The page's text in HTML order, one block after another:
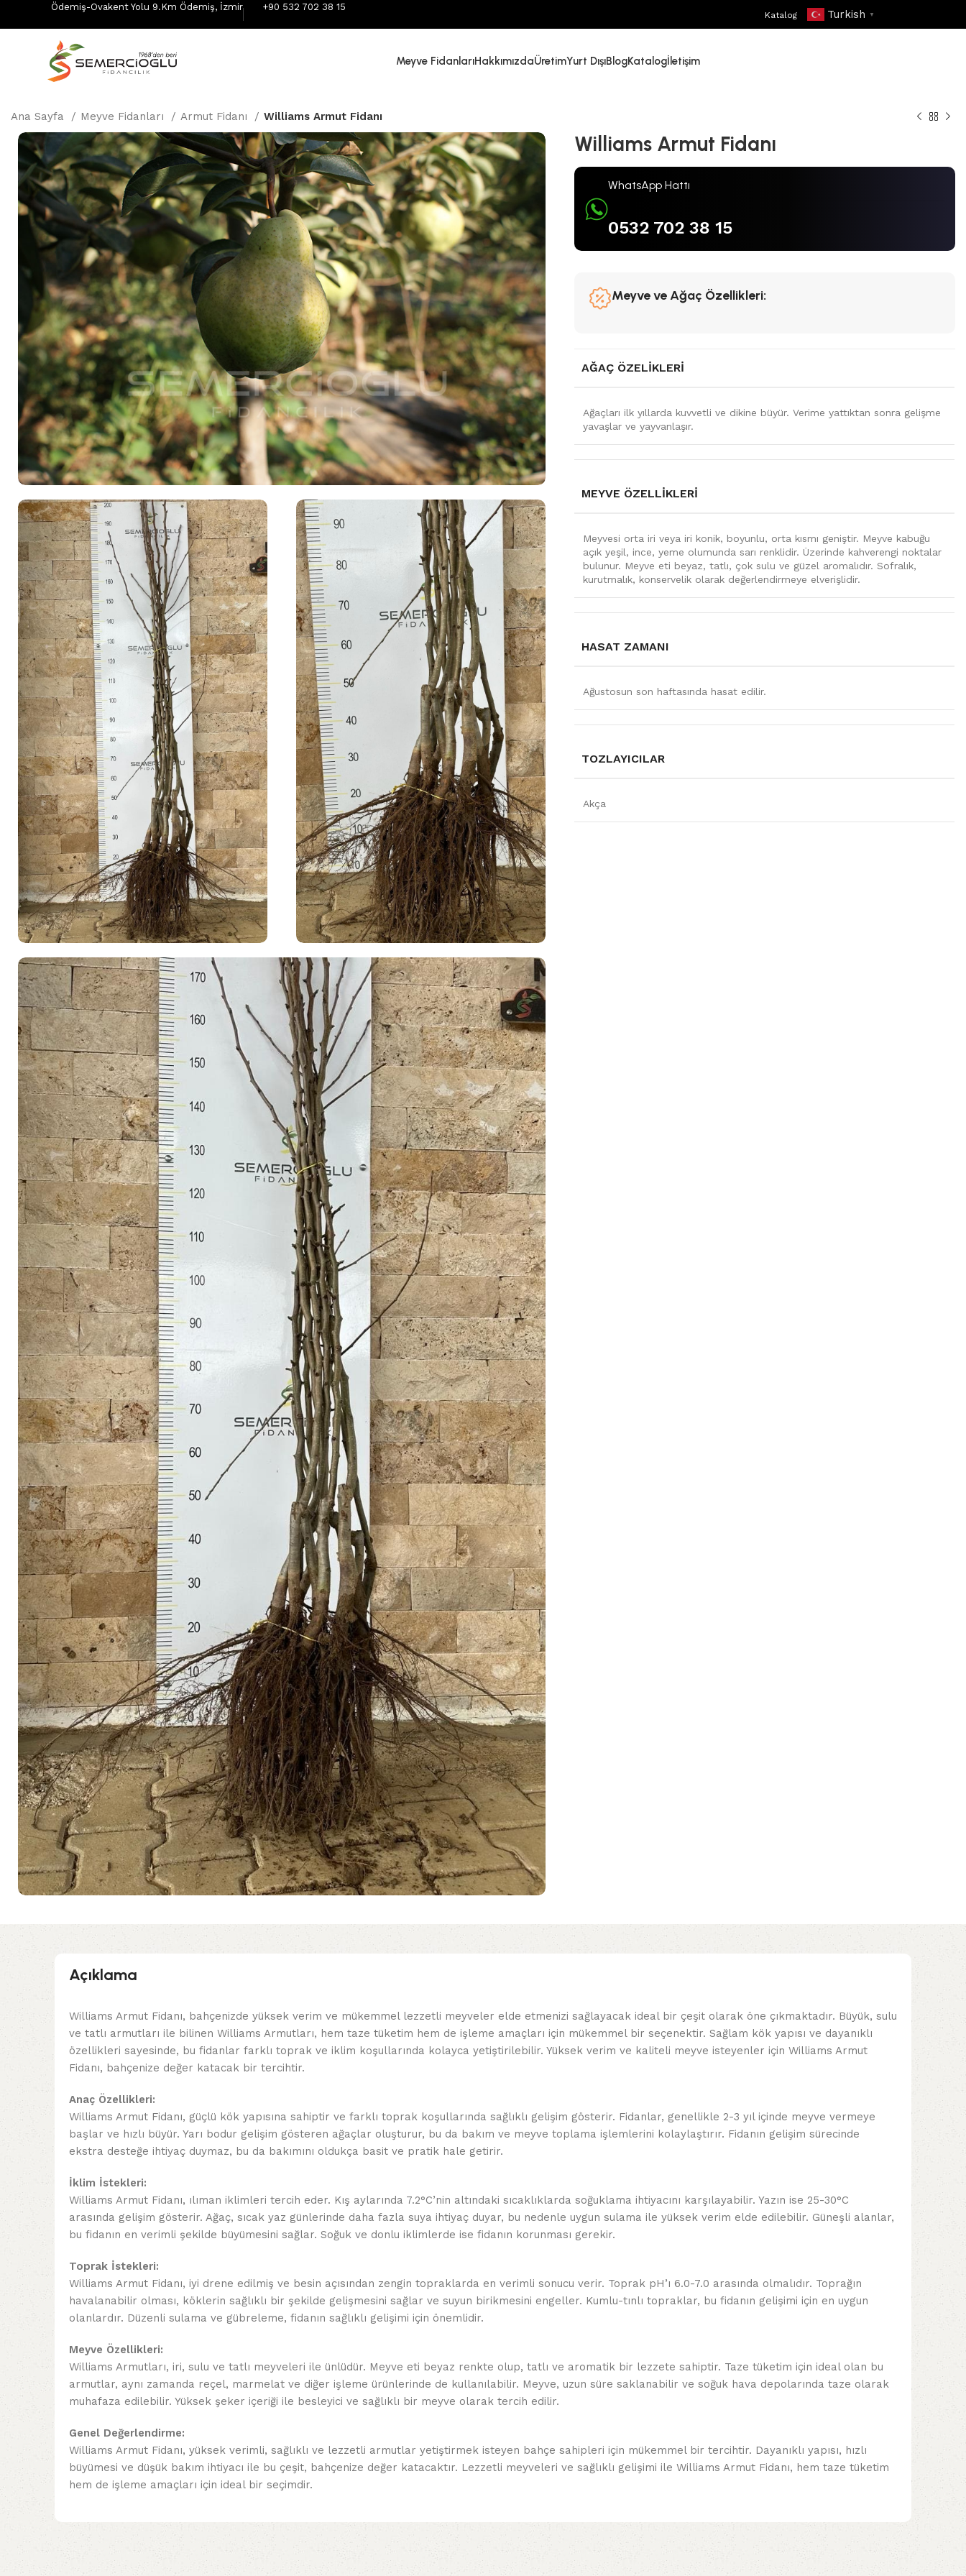
Ödemiş-Ovakent Yolu 9.Km Ödemiş, İzmir +90 532 702 38 15
Katalog Turkish ▼
Meyve FidanlarıHakkımızdaÜretimYurt DışıBlogKatalogİletişim
Ana Sayfa Meyve Fidanları Armut Fidanı Williams Armut Fidanı
Williams Armut Fidanı
WhatsApp Hattı
0532 702 38 15
Meyve ve Ağaç Özellikleri:
AĞAÇ ÖZELIKLERI
Ağaçları ilk yıllarda kuvvetli ve dikine büyür. Verime yattıktan sonra gelişme
yavaşlar ve yayvanlaşır.
MEYVE ÖZELLIKLERI
Meyvesi orta iri veya iri konik, boyunlu, orta kısmı geniştir. Meyve kabuğu
açık yeşil, ince, yeme olumunda sarı renklidir. Üzerinde kahverengi noktalar
bulunur. Meyve eti beyaz, tatlı, çok sulu ve güzel aromalıdır. Sofralık,
kurutmalık, konservelik olarak değerlendirmeye elverişlidir.
HASAT ZAMANI
Ağustosun son haftasında hasat edilir.
TOZLAYICILAR
Akça
Açıklama
Williams Armut Fidanı, bahçenizde yüksek verim ve mükemmel lezzetli meyveler elde etmenizi sağlayacak ideal bir çeşit olarak öne çıkmaktadır. Büyük, sulu
ve tatlı armutları ile bilinen Williams Armutları, hem taze tüketim hem de işleme amaçları için mükemmel bir seçenektir. Sağlam kök yapısı ve dayanıklı
özellikleri sayesinde, bu fidanlar farklı toprak ve iklim koşullarında kolayca yetiştirilebilir. Yüksek verim ve kaliteli meyve isteyenler için Williams Armut
Fidanı, bahçenize değer katacak bir tercihtir.
Anaç Özellikleri:
Williams Armut Fidanı, güçlü kök yapısına sahiptir ve farklı toprak koşullarında sağlıklı gelişim gösterir. Fidanlar, genellikle 2-3 yıl içinde meyve vermeye
başlar ve hızlı büyür. Yarı bodur gelişim gösteren ağaçlar oluşturur, bu da bakım ve meyve toplama işlemlerini kolaylaştırır. Fidanın gelişim sürecinde
ekstra desteğe ihtiyaç duymaz, bu da bakımını oldukça basit ve pratik hale getirir.
İklim İstekleri:
Williams Armut Fidanı, ılıman iklimleri tercih eder. Kış aylarında 7.2°C’nin altındaki sıcaklıklarda soğuklama ihtiyacını karşılayabilir. Yazın ise 25-30°C
arasında gelişim gösterir. Ağaç, sıcak yaz günlerinde daha fazla suya ihtiyaç duyar, bu nedenle uygun sulama ile yüksek verim elde edilebilir. Güneşli alanlar,
bu fidanın en verimli şekilde büyümesini sağlar. Soğuk ve donlu iklimlerde ise fidanın korunması gerekir.
Toprak İstekleri:
Williams Armut Fidanı, iyi drene edilmiş ve besin açısından zengin topraklarda en verimli sonucu verir. Toprak pH’ı 6.0-7.0 arasında olmalıdır. Toprağın
havalanabilir olması, köklerin sağlıklı bir şekilde gelişmesini sağlar ve suyun birikmesini engeller. Kumlu-tınlı topraklar, bu fidanın gelişimi için en uygun
olanlardır. Düzenli sulama ve gübreleme, fidanın sağlıklı gelişimi için önemlidir.
Meyve Özellikleri:
Williams Armutları, iri, sulu ve tatlı meyveleri ile ünlüdür. Meyve eti beyaz renkte olup, tatlı ve aromatik bir lezzete sahiptir. Taze tüketim için ideal olan bu
armutlar, aynı zamanda reçel, marmelat ve diğer işleme ürünlerinde de kullanılabilir. Meyve, uzun süre saklanabilir ve soğuk hava depolarında taze olarak
muhafaza edilebilir. Yüksek şeker içeriği ile besleyici ve sağlıklı bir meyve olarak tercih edilir.
Genel Değerlendirme:
Williams Armut Fidanı, yüksek verimli, sağlıklı ve lezzetli armutlar yetiştirmek isteyen bahçe sahipleri için mükemmel bir tercihtir. Dayanıklı yapısı, hızlı
büyümesi ve düşük bakım ihtiyacı ile bu çeşit, bahçenize değer katacaktır. Lezzetli meyveleri ve sağlıklı gelişimi ile Williams Armut Fidanı, hem taze tüketim
hem de işleme amaçları için ideal bir seçimdir.